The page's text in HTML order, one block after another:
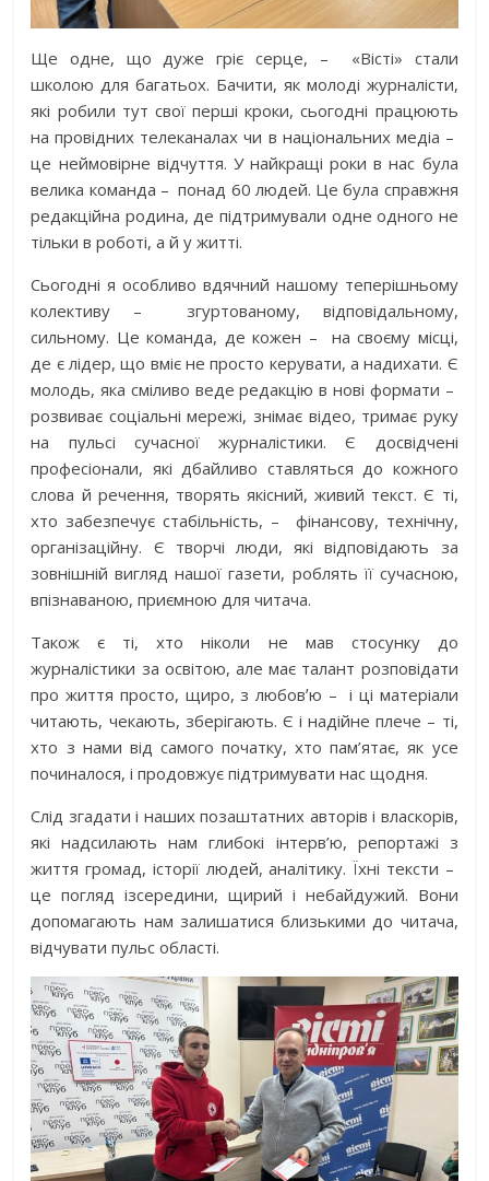
Ще одне, що дуже гріє серце, –
«Вісті» стали
школою для багатьох. Бачити, як молоді журналісти,
які робили тут свої перші кроки, сьогодні працюють
на провідних телеканалах чи в національних медіа –
це неймовірне відчуття. У найкращі роки в нас була
велика команда – понад 60 людей. Це була справжня
редакційна родина, де підтримували одне одного не
тільки в роботі, а й у житті.
Сьогодні я особливо вдячний нашому теперішньому
колективу –
згуртованому, відповідальному,
сильному. Це команда, де кожен –
на своєму місці,
де є лідер, що вміє не просто керувати, а надихати. Є
молодь, яка сміливо веде редакцію в нові формати –
розвиває соціальні мережі, знімає відео, тримає руку
на пульсі сучасної журналістики. Є досвідчені
професіонали, які дбайливо ставляться до кожного
слова й речення, творять якісний, живий текст. Є ті,
хто забезпечує стабільність, –
фінансову, технічну,
організаційну. Є творчі люди, які відповідають за
зовнішній вигляд нашої газети, роблять її сучасною,
впізнаваною, приємною для читача.
Також є ті, хто ніколи не мав стосунку до
журналістики за освітою, але має талант розповідати
про життя просто, щиро, з любовʼю –
і ці матеріали
читають, чекають, зберігають. Є і надійне плече – ті,
хто з нами від самого початку, хто пам’ятає, як усе
починалося, і продовжує підтримувати нас щодня.
Слід згадати і наших позаштатних авторів і власкорів,
які надсилають нам глибокі інтерв’ю, репортажі з
життя громад, історії людей, аналітику. Їхні тексти –
це погляд ізсередини, щирий і небайдужий. Вони
допомагають нам залишатися близькими до читача,
відчувати пульс області.